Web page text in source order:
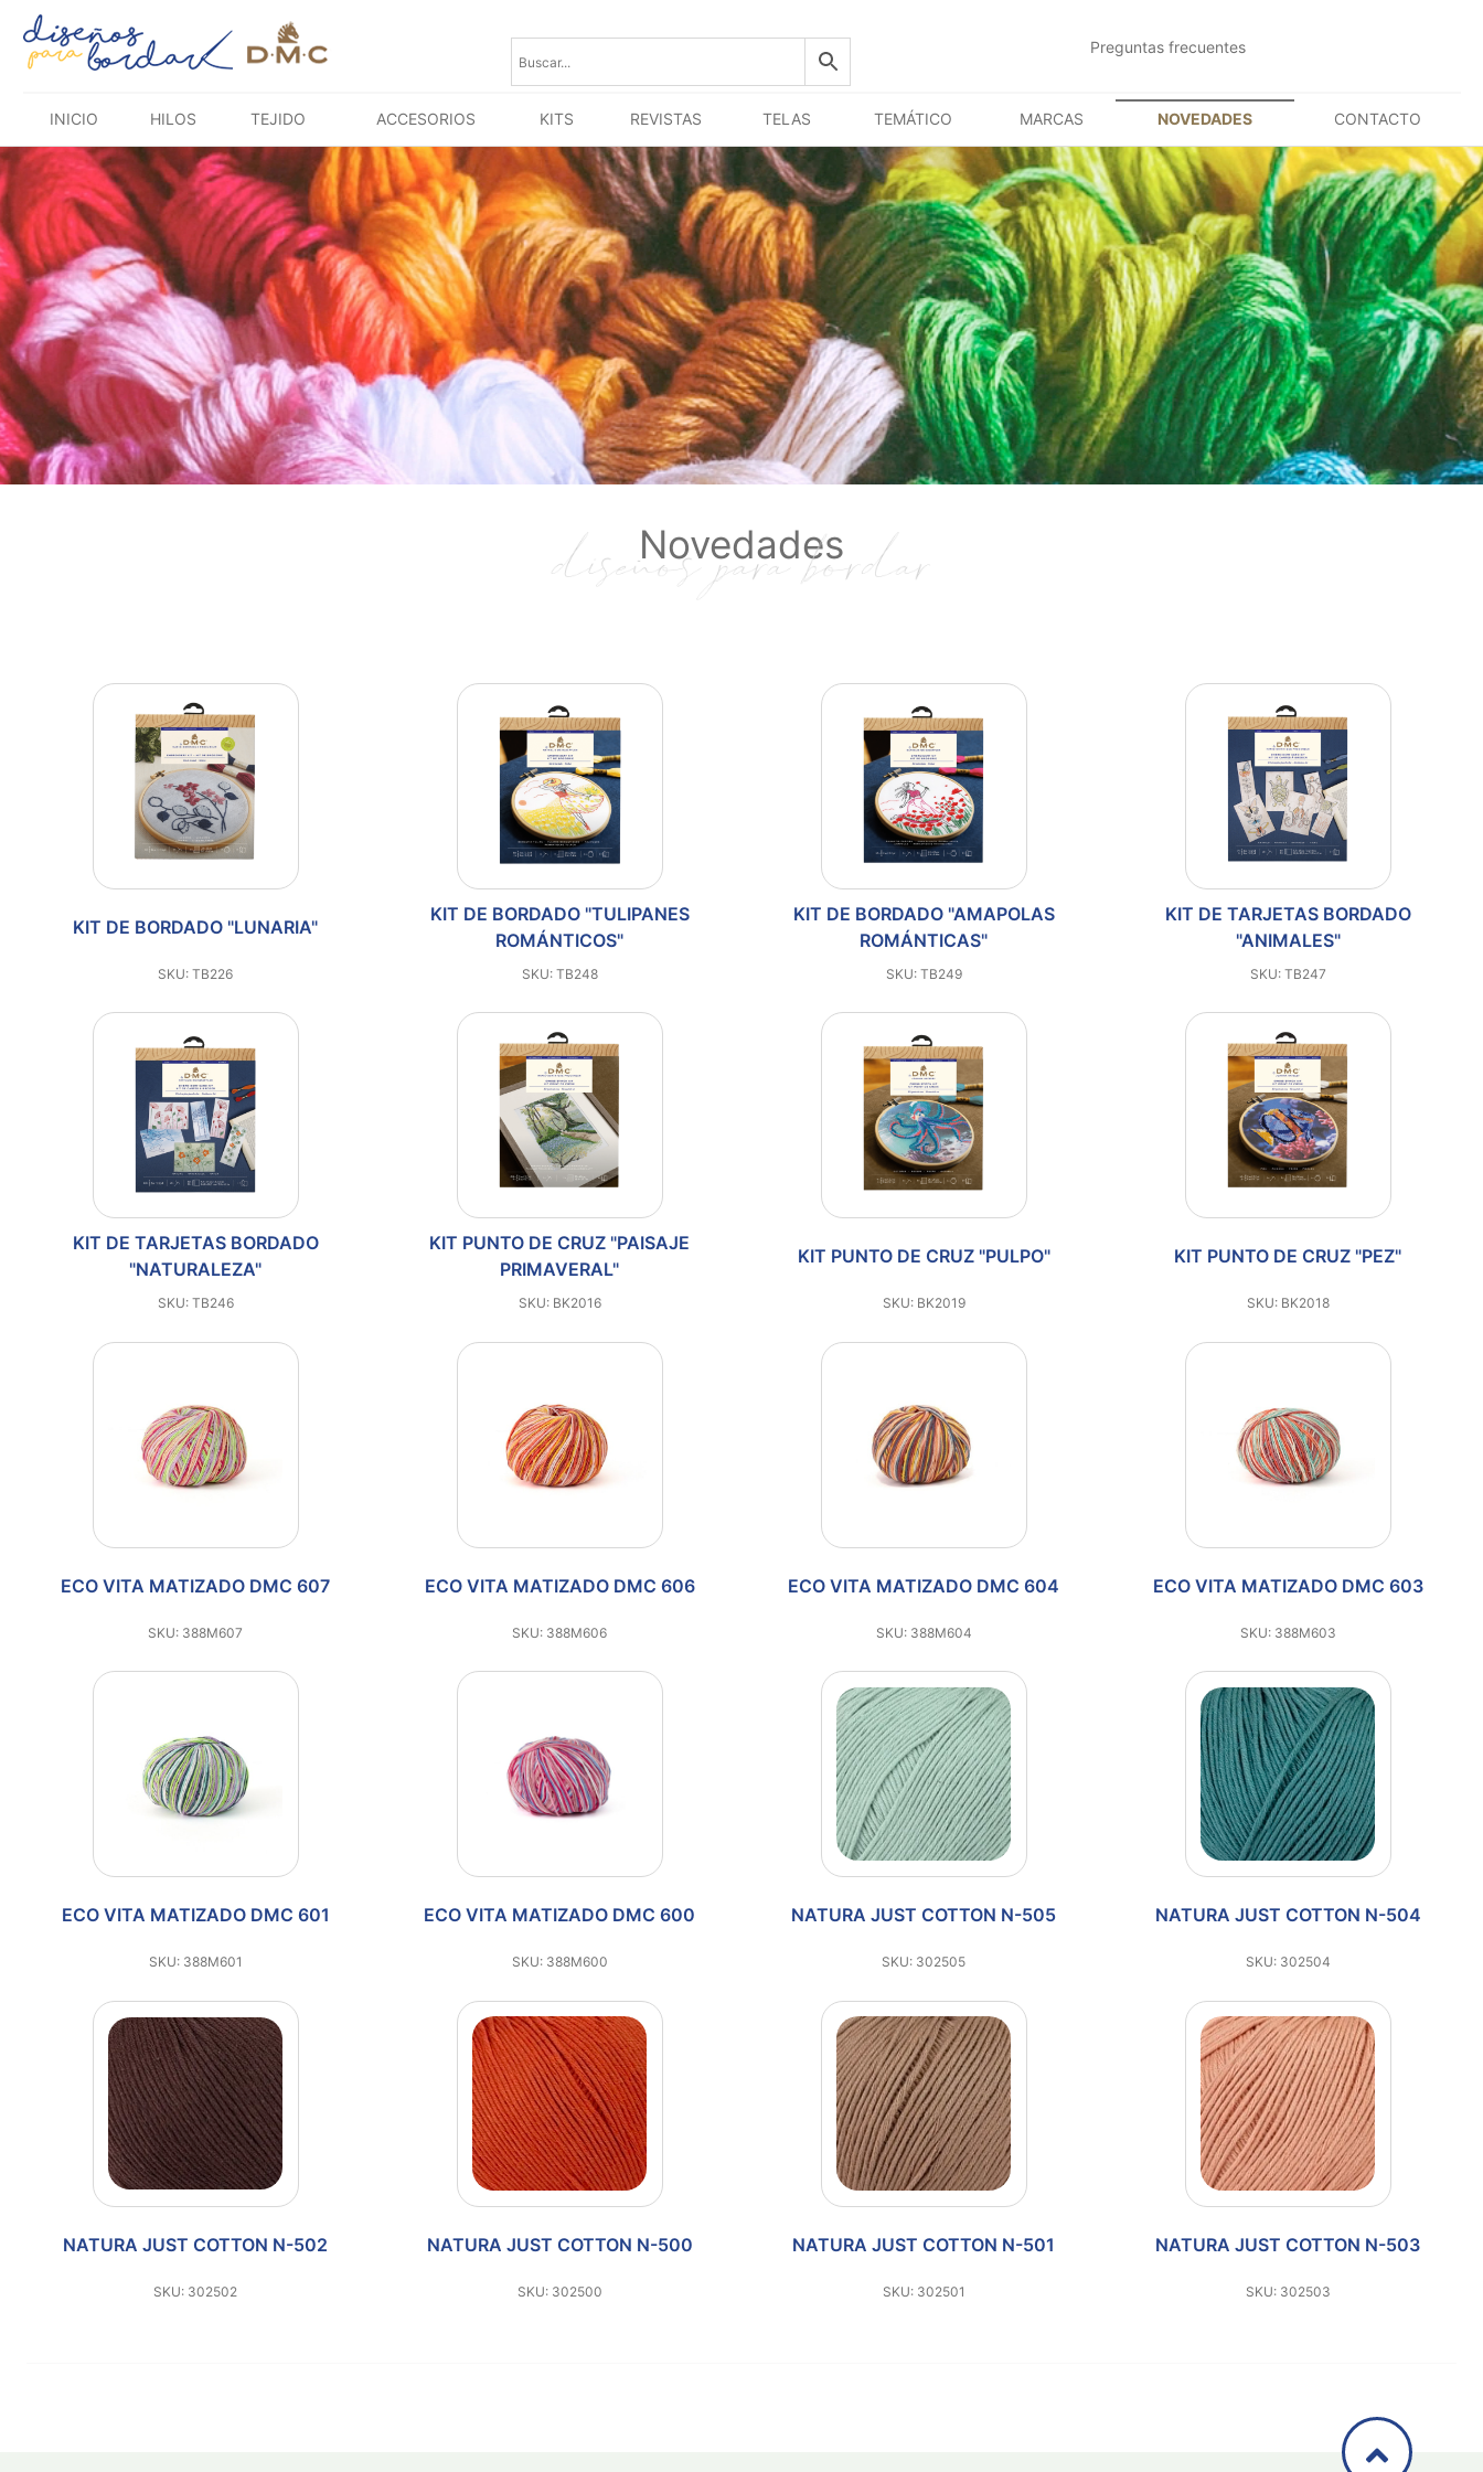
Saltar
contenido
Preguntas frecuentes
INICIO HILOS TEJIDO ACCESORIOS KITS REVISTAS TELAS TEMÁTICO MARCAS NOVEDADES CONTACTO
Novedades
KIT DE BORDADO "LUNARIA"
SKU: TB226
KIT DE BORDADO "TULIPANES
ROMÁNTICOS"
SKU: TB248
KIT DE BORDADO "AMAPOLAS
ROMÁNTICAS"
SKU: TB249
KIT DE TARJETAS BORDADO
"ANIMALES"
SKU: TB247
KIT DE TARJETAS BORDADO
"NATURALEZA"
SKU: TB246
KIT PUNTO DE CRUZ "PAISAJE
PRIMAVERAL"
SKU: BK2016
KIT PUNTO DE CRUZ "PULPO"
SKU: BK2019
KIT PUNTO DE CRUZ "PEZ"
SKU: BK2018
ECO VITA MATIZADO DMC 607
SKU: 388M607
ECO VITA MATIZADO DMC 606
SKU: 388M606
ECO VITA MATIZADO DMC 604
SKU: 388M604
ECO VITA MATIZADO DMC 603
SKU: 388M603
ECO VITA MATIZADO DMC 601
SKU: 388M601
ECO VITA MATIZADO DMC 600
SKU: 388M600
NATURA JUST COTTON N-505
SKU: 302505
NATURA JUST COTTON N-504
SKU: 302504
NATURA JUST COTTON N-502
SKU: 302502
NATURA JUST COTTON N-500
SKU: 302500
NATURA JUST COTTON N-501
SKU: 302501
NATURA JUST COTTON N-503
SKU: 302503